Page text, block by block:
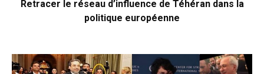
Retracer le réseau d’influence de Téhéran dans la
politique européenne